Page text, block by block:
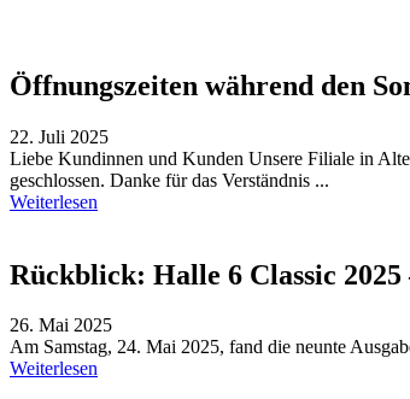
Öffnungszeiten während den
22. Juli 2025
Liebe Kundinnen und Kunden Unsere Filiale in
geschlossen. Danke für das Verständnis ...
Weiterlesen
Rückblick: Halle 6 Classic
26. Mai 2025
Am Samstag, 24. Mai 2025, fand die neunte
Weiterlesen